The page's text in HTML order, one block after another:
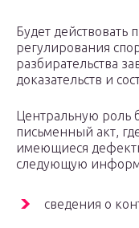
Будет действовать
регулирования
разбирательства
доказательств и
Центральную роль
письменный акт,
имеющиеся
следующую
сведения о